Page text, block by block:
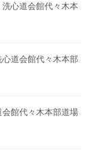
心道会館代々木本
道会館代々木本部
館代々木本部道場